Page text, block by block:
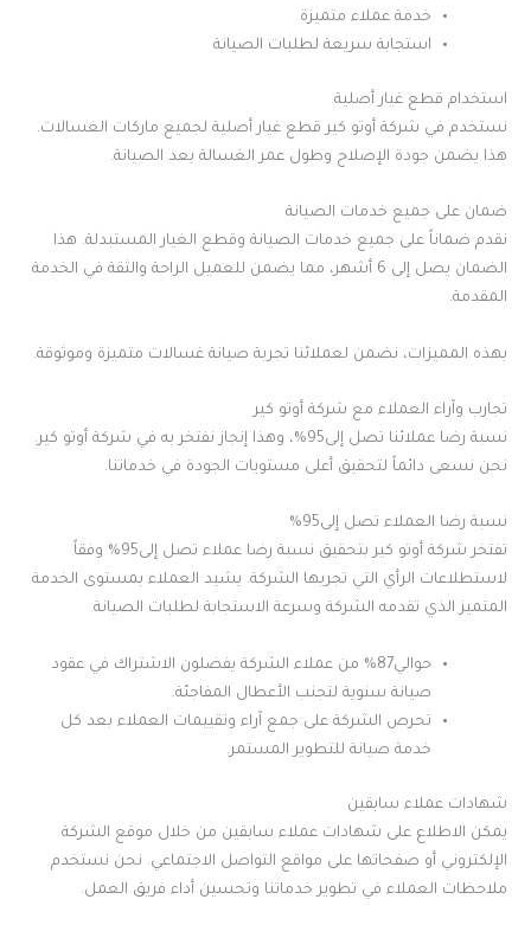
خدمة عملاء متميزة
استجابة سريعة لطلبات الصيانة
استخدام قطع غيار أصلية
نستخدم في شركة أوتو كير قطع غيار أصلية لجميع ماركات الغسالات.
هذا يضمن جودة الإصلاح وطول عمر الغسالة بعد الصيانة.
ضمان على جميع خدمات الصيانة
نقدم ضماناً على جميع خدمات الصيانة وقطع الغيار المستبدلة. هذا
الضمان يصل إلى 6 أشهر، مما يضمن للعميل الراحة والثقة في الخدمة
المقدمة.
بهذه المميزات، نضمن لعملائنا تجربة صيانة غسالات متميزة وموثوقة.
تجارب وآراء العملاء مع شركة أوتو كير
نسبة رضا عملائنا تصل إلى95%، وهذا إنجاز نفتخر به في شركة أوتو كير.
نحن نسعى دائماً لتحقيق أعلى مستويات الجودة في خدماتنا.
نسبة رضا العملاء تصل إلى95%
تفتخر شركة أوتو كير بتحقيق نسبة رضا عملاء تصل إلى95% وفقاً
لاستطلاعات الرأي التي تجريها الشركة. يشيد العملاء بمستوى الخدمة
المتميز الذي تقدمه الشركة وسرعة الاستجابة لطلبات الصيانة.
حوالي87% من عملاء الشركة يفضلون الاشتراك في عقود
صيانة سنوية لتجنب الأعطال المفاجئة.
تحرص الشركة على جمع آراء وتقييمات العملاء بعد كل
خدمة صيانة للتطوير المستمر.
شهادات عملاء سابقين
يمكن الاطلاع على شهادات عملاء سابقين من خلال موقع الشركة
الإلكتروني أو صفحاتها على مواقع التواصل الاجتماعي. نحن نستخدم
ملاحظات العملاء في تطوير خدماتنا وتحسين أداء فريق العمل.